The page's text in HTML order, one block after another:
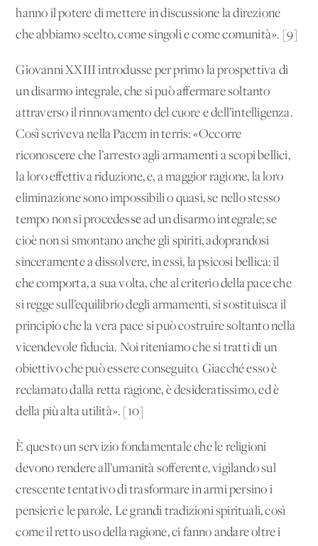
hanno il potere di mettere in discussione la direzione
che abbiamo scelto, come singoli e come comunità». [9]
Giovanni XXIII introdusse per primo la prospettiva di
un disarmo integrale, che si può affermare soltanto
attraverso il rinnovamento del cuore e dell’intelligenza.
Così scriveva nella Pacem in terris: «Occorre
riconoscere che l’arresto agli armamenti a scopi bellici,
la loro effettiva riduzione, e, a maggior ragione, la loro
eliminazione sono impossibili o quasi, se nello stesso
tempo non si procedesse ad un disarmo integrale; se
cioè non si smontano anche gli spiriti, adoprandosi
sinceramente a dissolvere, in essi, la psicosi bellica: il
che comporta, a sua volta, che al criterio della pace che
si regge sull’equilibrio degli armamenti, si sostituisca il
principio che la vera pace si può costruire soltanto nella
vicendevole fiducia. Noi riteniamo che si tratti di un
obiettivo che può essere conseguito. Giacché esso è
reclamato dalla retta ragione, è desideratissimo, ed è
della più alta utilità». [10]
È questo un servizio fondamentale che le religioni
devono rendere all’umanità sofferente, vigilando sul
crescente tentativo di trasformare in armi persino i
pensieri e le parole. Le grandi tradizioni spirituali, così
come il retto uso della ragione, ci fanno andare oltre i